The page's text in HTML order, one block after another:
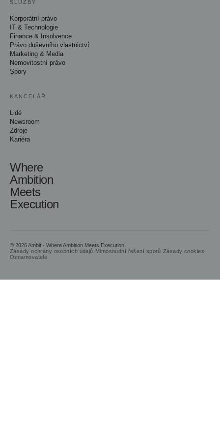
SLUŽBY
Korporátní právo
IT & Technologie
Finance & Insolvence
Právo duševního vlastnictví
Marketing & Media
Nemovitostní právo
Spory
KANCELÁŘ
Lidé
Newsroom
Zdroje
Kariéra
Where
Ambition
Meets
Execution
© 2026 Ambit · Where Ambition Meets Execution
Zásady ochrany osobních údajů· Mimosoudní řešení sporů· Zásady cookies·
Oznamovatelé